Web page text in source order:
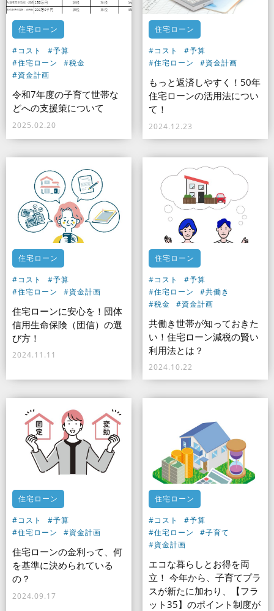
住宅ローン
#コスト
#予算
#住宅ローン
#税金
#資金計画
令和7年度の子育て世帯な
どへの支援策について
2025.02.20
住宅ローン
#コスト
#予算
#住宅ローン
#資金計画
もっと返済しやすく！50年
住宅ローンの活用法につい
て！
2024.12.23
住宅ローン
#コスト
#予算
#住宅ローン
#資金計画
住宅ローンに安心を！団体
信用生命保険（団信）の選
び方！
2024.11.11
住宅ローン
#コスト
#予算
#住宅ローン
#共働き
#税金
#資金計画
共働き世帯が知っておきた
い！住宅ローン減税の賢い
利用法とは？
2024.10.22
住宅ローン
#コスト
#予算
#住宅ローン
#資金計画
住宅ローンの金利って、何
を基準に決められている
の？
2024.09.17
住宅ローン
#コスト
#予算
#住宅ローン
#子育て
#資金計画
エコな暮らしとお得を両
立！ 今年から、子育てプラ
スが新たに加わり、【フラ
ット35】のポイント制度が